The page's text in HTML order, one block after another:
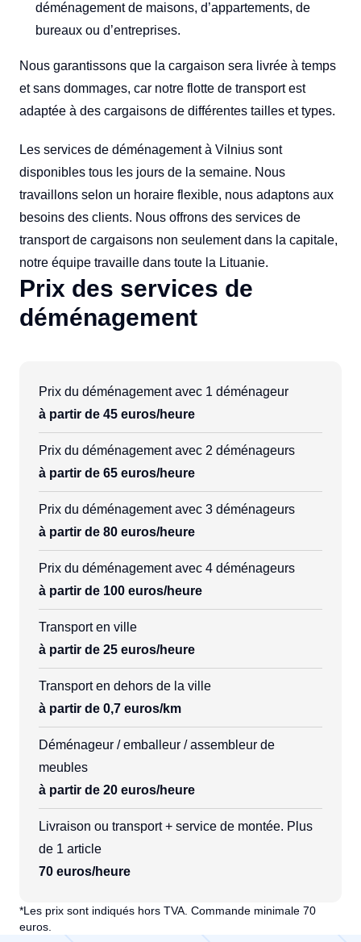
déménagement de maisons, d’appartements, de
bureaux ou d’entreprises.
Nous garantissons que la cargaison sera livrée à temps
et sans dommages, car notre flotte de transport est
adaptée à des cargaisons de différentes tailles et types.
Les services de déménagement à Vilnius sont
disponibles tous les jours de la semaine. Nous
travaillons selon un horaire flexible, nous adaptons aux
besoins des clients. Nous offrons des services de
transport de cargaisons non seulement dans la capitale,
notre équipe travaille dans toute la Lituanie.
Prix des services de
déménagement
Prix du déménagement avec 1 déménageur
à partir de 45 euros/heure
Prix du déménagement avec 2 déménageurs
à partir de 65 euros/heure
Prix du déménagement avec 3 déménageurs
à partir de 80 euros/heure
Prix du déménagement avec 4 déménageurs
à partir de 100 euros/heure
Transport en ville
à partir de 25 euros/heure
Transport en dehors de la ville
à partir de 0,7 euros/km
Déménageur / emballeur / assembleur de
meubles
à partir de 20 euros/heure
Livraison ou transport + service de montée. Plus
de 1 article
70 euros/heure
*Les prix sont indiqués hors TVA. Commande minimale 70
euros.